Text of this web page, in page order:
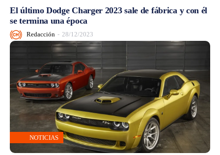
El último Dodge Charger 2023 sale de fábrica y con él
se termina una época
Redacción - 28/12/2023
NOTICIAS